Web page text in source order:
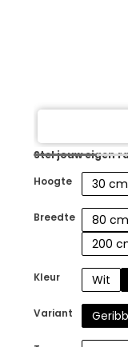
Stel jouw eigen
Hoogte
30 cm
Breedte 80 cm
200
Kleur Wit
Variant